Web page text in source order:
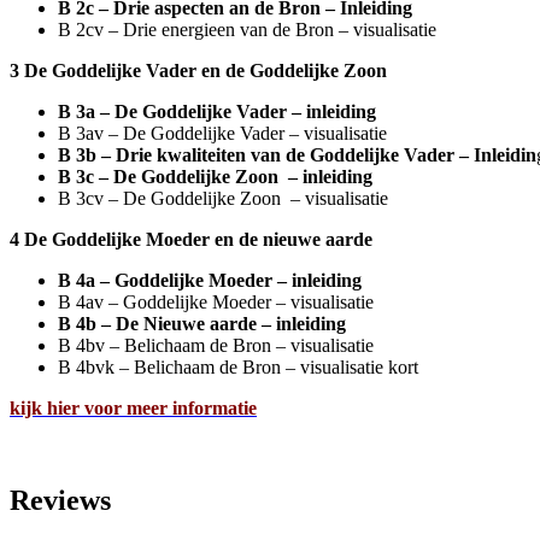
B 2c – Drie aspecten an de Bron – Inleiding
B 2cv – Drie energieen van de Bron – visualisatie
3 De Goddelijke Vader en de Goddelijke Zoon
B 3a – De Goddelijke Vader – inleiding
B 3av – De Goddelijke Vader – visualisatie
B 3b – Drie kwaliteiten van de Goddelijke Vader – Inleidin
B 3c – De Goddelijke Zoon – inleiding
B 3cv – De Goddelijke Zoon – visualisatie
4 De Goddelijke Moeder en de nieuwe aarde
B 4a – Goddelijke Moeder – inleiding
B 4av – Goddelijke Moeder – visualisatie
B 4b – De Nieuwe aarde – inleiding
B 4bv – Belichaam de Bron – visualisatie
B 4bvk – Belichaam de Bron – visualisatie kort
kijk hier voor meer informatie
Reviews